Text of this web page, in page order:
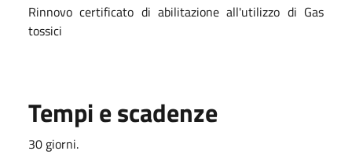
Rinnovo certificato di abilitazione all'utilizzo di Gas
tossici
Tempi e scadenze
30 giorni.